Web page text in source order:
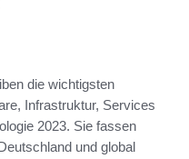
die wichtigsten
Infrastruktur, Services
2023. Sie fassen
und global